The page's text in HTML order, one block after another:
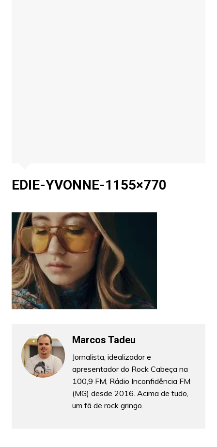
EDIE-YVONNE-1155×770
Marcos Tadeu
Jornalista, idealizador e
apresentador do Rock Cabeça na
100,9 FM, Rádio Inconfidência FM
(MG) desde 2016. Acima de tudo,
um fã de rock gringo.